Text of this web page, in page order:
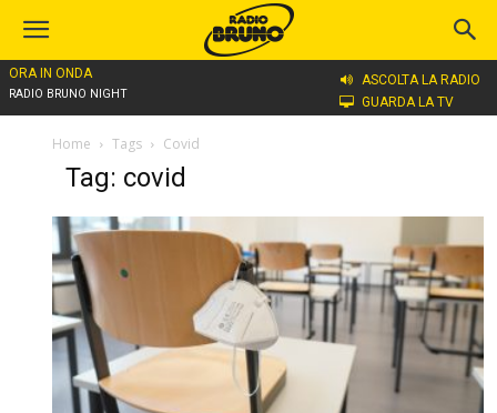
ORA IN ONDA
RADIO BRUNO NIGHT
ASCOLTA LA RADIO
GUARDA LA TV
Home Tags Covid
Tag: covid